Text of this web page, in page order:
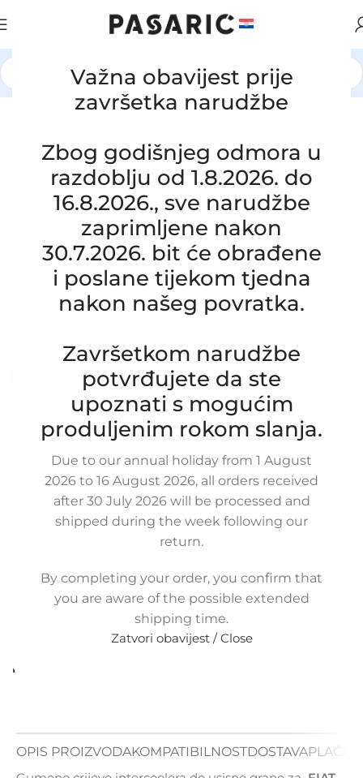
Važna obavijest prije
završetka narudžbe
Zbog godišnjeg odmora u
razdoblju od 1.8.2026. do
16.8.2026., sve narudžbe
zaprimljene nakon
30.7.2026. bit će obrađene
i poslane tijekom tjedna
nakon našeg povratka.
Završetkom narudžbe
potvrđujete da ste
upoznati s mogućim
produljenim rokom slanja.
Due to our annual holiday from 1 August
2026 to 16 August 2026, all orders received
after 30 July 2026 will be processed and
shipped during the week following our
return.
By completing your order, you confirm that
you are aware of the possible extended
shipping time.
Zatvori obavijest / Close
AUTOMOBILI / FIAT
Click to enlarge
Zamjensko crijevo intercoolera usisne
grane FIAT CROMA 2.4 JTD, 51803918
Novo | Garancija: 5 god jamstva
Dostupno uz narudžbu (isti ili sljedeći radni dan)
€ £ $ ¥ A$ £32.93EX VAT
€ex VAT
Dodaj u košaricu
Buy now
Dodaj na popis kupovine
20 Osoba gleda
upravo ovaj proizvod!
plaćanja:
OPIS PROIZVODAKOMPATIBILNOSTDOSTAVA